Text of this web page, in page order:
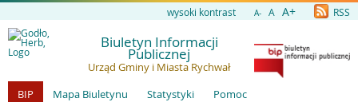
wysoki kontrast A- A A+ RSS
Biuletyn Informacji
Publicznej
Urząd Gminy i Miasta Rychwał
BIP
Mapa Biuletynu Statystyki
Pomoc